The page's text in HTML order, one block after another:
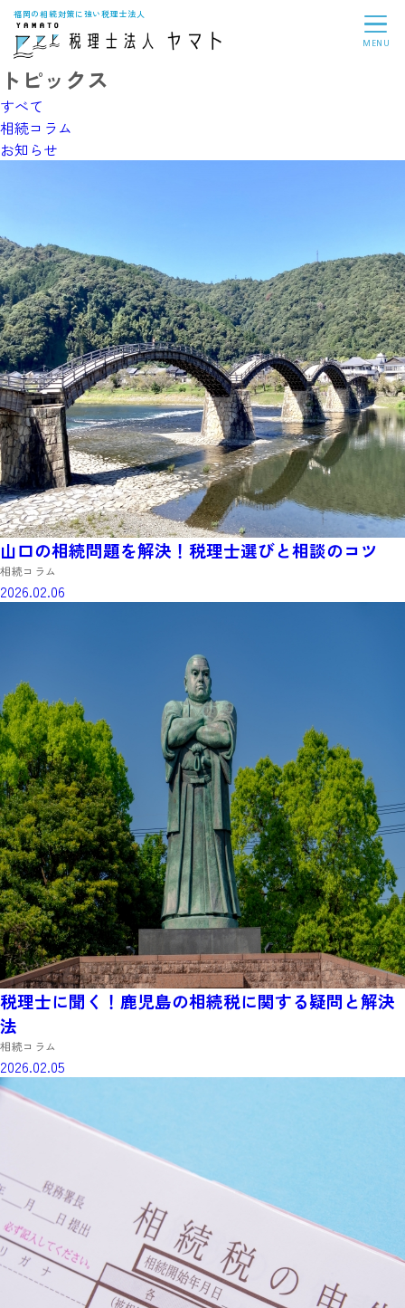
福岡の相続対策に強い税理士法人
MENU
トピックス
すべて
相続コラム
お知らせ
山口の相続問題を解決！税理士選びと相談のコツ
相続コラム
2026.02.06
税理士に聞く！鹿児島の相続税に関する疑問と解決
法
相続コラム
2026.02.05